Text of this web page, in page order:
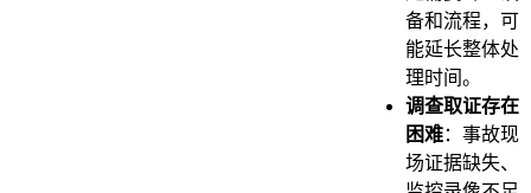
备和流程，可
能延长整体处
理时间。
调查取证存在
困难：事故现
场证据缺失、